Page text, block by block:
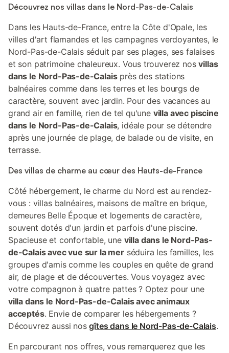
Découvrez nos villas dans le Nord-Pas-de-Calais
Dans les Hauts-de-France, entre la Côte d'Opale, les
villes d'art flamandes et les campagnes verdoyantes, le
Nord-Pas-de-Calais séduit par ses plages, ses falaises
et son patrimoine chaleureux. Vous trouverez nosvillas
dans le Nord-Pas-de-Calaisprès des stations
balnéaires comme dans les terres et les bourgs de
caractère, souvent avec jardin. Pour des vacances au
grand air en famille, rien de tel qu'une villa avec piscine
dans le Nord-Pas-de-Calais, idéale pour se détendre
après une journée de plage, de balade ou de visite, en
terrasse.
Des villas de charme au cœur des Hauts-de-France
Côté hébergement, le charme du Nord est au rendez-
vous : villas balnéaires, maisons de maître en brique,
demeures Belle Époque et logements de caractère,
souvent dotés d'un jardin et parfois d'une piscine.
Spacieuse et confortable, une villa dans le Nord-Pas-
de-Calais avec vue sur la merséduira les familles, les
groupes d'amis comme les couples en quête de grand
air, de plage et de découvertes. Vous voyagez avec
votre compagnon à quatre pattes ? Optez pour une
villa dans le Nord-Pas-de-Calais avec animaux
acceptés. Envie de comparer les hébergements ?
Découvrez aussi nosgîtes dans le Nord-Pas-de-Calais.
En parcourant nos offres, vous remarquerez que les